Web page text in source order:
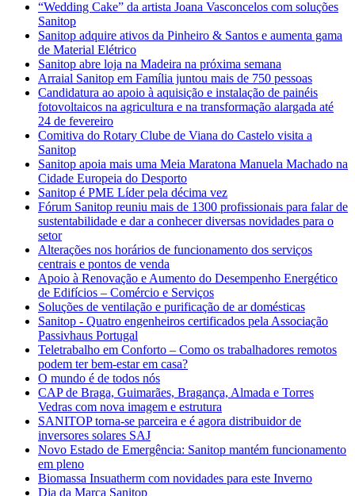
“Wedding Cake” da artista Joana Vasconcelos com soluções
Sanitop
Sanitop adquire ativos da Pinheiro & Santos e aumenta gama
de Material Elétrico
Sanitop abre loja na Madeira na próxima semana
Arraial Sanitop em Família juntou mais de 750 pessoas
Candidatura ao apoio à aquisição e instalação de painéis
fotovoltaicos na agricultura e na transformação alargada até
24 de fevereiro
Comitiva do Rotary Clube de Viana do Castelo visita a
Sanitop
Sanitop apoia mais uma Meia Maratona Manuela Machado na
Cidade Europeia do Desporto
Sanitop é PME Líder pela décima vez
Fórum Sanitop reuniu mais de 1300 profissionais para falar de
sustentabilidade e dar a conhecer diversas novidades para o
setor
Alterações nos horários de funcionamento dos serviços
centrais e pontos de venda
Apoio à Renovação e Aumento do Desempenho Energético
de Edifícios – Comércio e Serviços
Soluções de ventilação e purificação de ar domésticas
Sanitop - Quatro engenheiros certificados pela Associação
Passivhaus Portugal
Teletrabalho em Conforto – Como os trabalhadores remotos
podem ter bem-estar em casa?
O mundo é de todos nós
CAP de Braga, Guimarães, Bragança, Almada e Torres
Vedras com nova imagem e estrutura
SANITOP torna-se parceira e é agora distribuidor de
inversores solares SAJ
Novo Estado de Emergência: Sanitop mantém funcionamento
em pleno
Biomassa Insuatherm com novidades para este Inverno
Dia da Marca Sanitop